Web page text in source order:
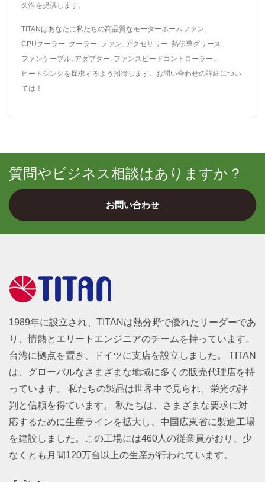
久性を提供します。
TITANはあなたに私たちの高品質なモーターホームファン
CPUクーラー クーラー ファン アクセサリー 熱伝導グリース
ファンケーブル アダプター ファンスピードコントローラー
ヒートシンク を探求するよう招待します。 お問い合わせの詳細につい
ては！
質問やビジネス相談はありますか？
お問い合わせ
1989年に設立され、TITANは熱分野で優れたリーダーであ
り、情熱とエリートエンジニアのチームを持っています。
台湾に拠点を置き、ドイツに支店を設立しました。 TITAN
は、グローバルなさまざまな地域に多くの販売代理店を持
っています。 私たちの製品は世界中で見られ、栄光の評
判と信頼を得ています。 私たちは、さまざまな要求に対
応するために生産ラインを拡大し、中国広東省に製造工場
を建設しました。この工場には460人の従業員がおり、少
なくとも月間120万台以上の生産が行われています。